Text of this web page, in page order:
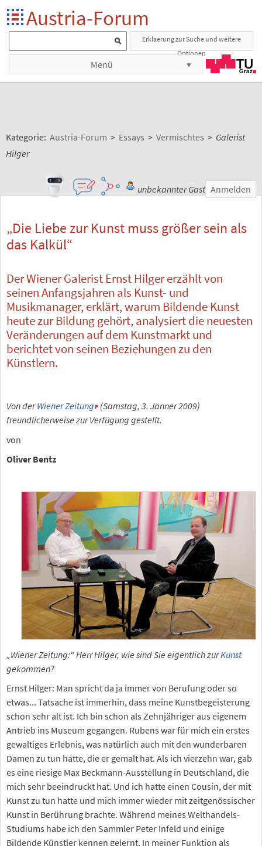
Austria-Forum
Erklaerung zur Suche und weitere
Optionen
Menü
Kategorie: Austria-Forum > Essays > Vermischtes > Galerist
Hilger
unbekannter Gast Anmelden
„Die Liebe zur Kunst muss größer sein als
das Kalkül“
Der Wiener Galerist Ernst Hilger erzählt von
seinen Anfangsjahren als Kunst- und
Musikmanager, erklärt, warum Bildende Kunst
heute zur Bildung gehört, analysiert die neuesten
Veränderungen auf dem Kunstmarkt und
berichtet von seinen Beziehungen zu den
Künstlern.
Von derWiener Zeitung (Samstag, 3. Jänner 2009)
freundlicherweise zur Verfügung gestellt.
von
Oliver Bentz
„Wiener Zeitung:“ Herr Hilger, wie sind Sie eigentlich zurKunst
gekommen?
Ernst Hilger: Man spricht da ja immer von Berufung oder so
etwas... Tatsache ist immerhin, dass meine Kunstbegeisterung
schon sehr alt ist. Ich bin schon als Zehnjähriger aus eigenem
Antrieb ins Museum gegangen. Rubens war für mich ein erstes
gewaltiges Erlebnis, was natürlich auch mit den wunderbaren
Damen zu tun hatte, die er gemalt hat. Als ich vierzehn war, gab
es eine riesige Max Beckmann-Ausstellung in Deutschland, die
mich sehr beeindruckt hat. Und ich hatte einen Cousin, der mit
Kunst zu tun hatte und mich immer wieder mit zeitgenössischer
Kunst in Berührung brachte. Während meines Welthandels-
Studiums habe ich den Sammler Peter Infeld und einige
Bildende Künstler kennen gelernt. In meiner Funktion als